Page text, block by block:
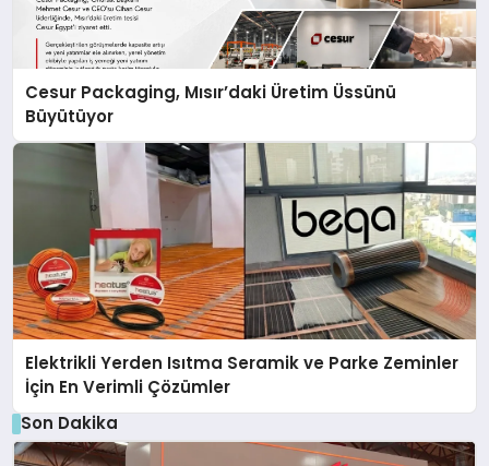
Cesur Packaging, Mısır’daki Üretim Üssünü
Büyütüyor
Elektrikli Yerden Isıtma Seramik ve Parke Zeminler
İçin En Verimli Çözümler
Son Dakika